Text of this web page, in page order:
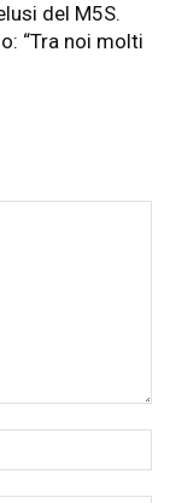
del M5S.
“Tra noi molti